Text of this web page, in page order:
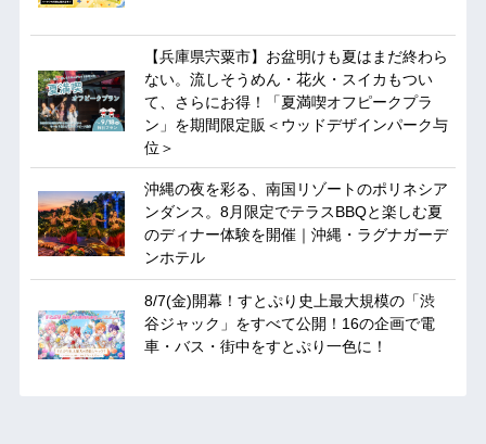
【兵庫県宍粟市】お盆明けも夏はまだ終わら
ない。流しそうめん・花火・スイカもつい
て、さらにお得！「夏満喫オフピークプラ
ン」を期間限定販＜ウッドデザインパーク与
位＞
沖縄の夜を彩る、南国リゾートのポリネシア
ンダンス。8月限定でテラスBBQと楽しむ夏
のディナー体験を開催｜沖縄・ラグナガーデ
ンホテル
8/7(金)開幕！すとぷり史上最大規模の「渋
谷ジャック」をすべて公開！16の企画で電
車・バス・街中をすとぷり一色に！